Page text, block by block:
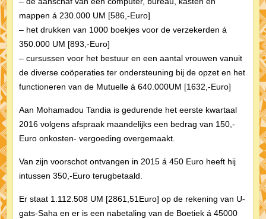
mappen á 230.000 UM [586,-Euro]
– het drukken van 1000 boekjes voor de verzekerden á
350.000 UM [893,-Euro]
– cursussen voor het bestuur en een aantal vrouwen vanuit
de diverse coöperaties ter ondersteuning bij de opzet en het
functioneren van de Mutuelle á 640.000UM [1632,-Euro]
Aan Mohamadou Tandia is gedurende het eerste kwartaal
2016 volgens afspraak maandelijks een bedrag van 150,-
Euro onkosten- vergoeding overgemaakt.
Van zijn voorschot ontvangen in 2015 á 450 Euro heeft hij
intussen 350,-Euro terugbetaald.
Er staat 1.112.508 UM [2861,51Euro] op de rekening van U-
gats-Saha en er is een nabetaling van de Boetiek á 45000